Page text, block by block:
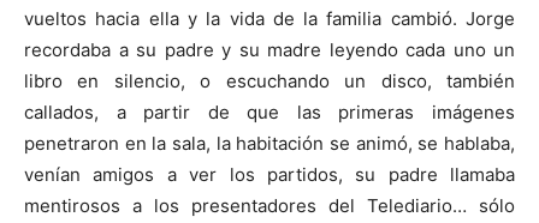
vueltos hacia ella y la vida de la familia cambió. Jorge
recordaba a su padre y su madre leyendo cada uno un
libro en silencio, o escuchando un disco, también
callados, a partir de que las primeras imágenes
penetraron en la sala, la habitación se animó, se hablaba,
venían amigos a ver los partidos, su padre llamaba
mentirosos a los presentadores del Telediario… sólo